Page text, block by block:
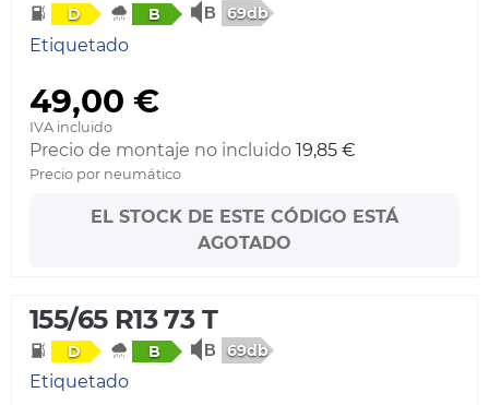
D B 69db
Etiquetado
49,00 €
IVA incluido
Precio de montaje no incluido 19,85 €
Precio por neumático
EL STOCK DE ESTE CÓDIGO ESTÁ
AGOTADO
155/65 R13 73 T
D B 69db
Etiquetado